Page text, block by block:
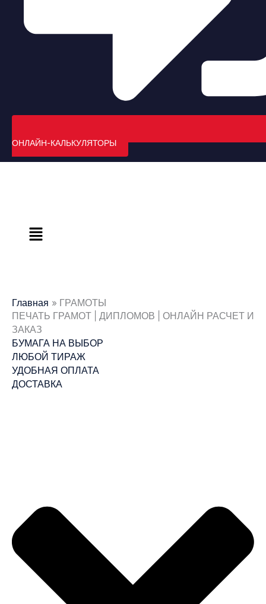
ОНЛАЙН-КАЛЬКУЛЯТОРЫ
Меню
Главная
ГРАМОТЫ
ПЕЧАТЬ ГРАМОТ | ДИПЛОМОВ | ОНЛАЙН РАСЧЕТ И
ЗАКАЗ
БУМАГА НА ВЫБОР
ЛЮБОЙ ТИРАЖ
УДОБНАЯ ОПЛАТА
ДОСТАВКА